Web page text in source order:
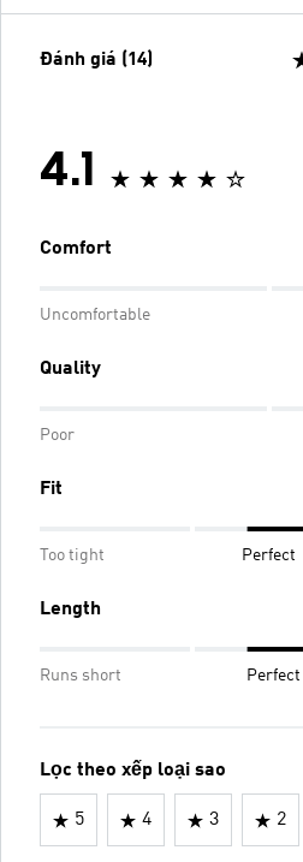
Đánh giá (14)
4.1
Comfort
Uncomfortable
Quality
Poor
Fit
Too tight Perfect
Length
Runs short Perfect
Lọc theo xếp loại sao
5 4 3 2